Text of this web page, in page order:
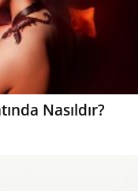
Nasıldır?